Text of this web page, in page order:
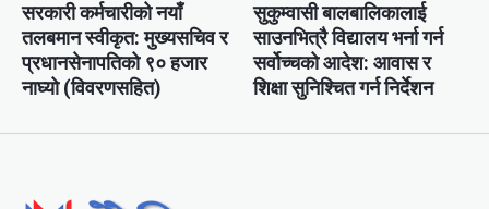
सरकारी कर्मचारीको नयाँ
तलबमान स्वीकृत: मुख्यसचिव र
प्रधानसेनापतिको ९० हजार
नाघ्यो (विवरणसहित)
सुकुम्वासी बालबालिकालाई
साउनभित्रै विद्यालय भर्ना गर्न
सर्वोच्चको आदेश: आवास र
शिक्षा सुनिश्चित गर्न निर्देशन